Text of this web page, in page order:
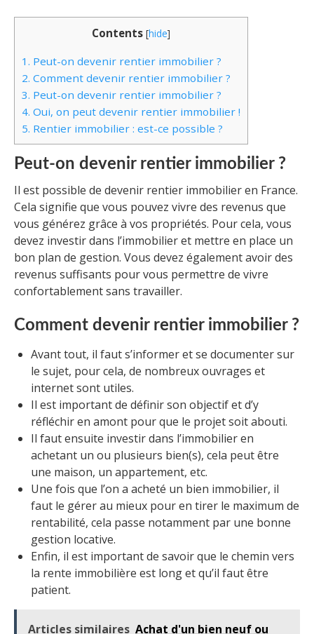
Contents [hide]
1. Peut-on devenir rentier immobilier ?
2. Comment devenir rentier immobilier ?
3. Peut-on devenir rentier immobilier ?
4. Oui, on peut devenir rentier immobilier !
5. Rentier immobilier : est-ce possible ?
Peut-on devenir rentier immobilier ?
Il est possible de devenir rentier immobilier en France.
Cela signifie que vous pouvez vivre des revenus que
vous générez grâce à vos propriétés. Pour cela, vous
devez investir dans l’immobilier et mettre en place un
bon plan de gestion. Vous devez également avoir des
revenus suffisants pour vous permettre de vivre
confortablement sans travailler.
Comment devenir rentier immobilier ?
Avant tout, il faut s’informer et se documenter sur
le sujet, pour cela, de nombreux ouvrages et
internet sont utiles.
Il est important de définir son objectif et d’y
réfléchir en amont pour que le projet soit abouti.
Il faut ensuite investir dans l’immobilier en
achetant un ou plusieurs bien(s), cela peut être
une maison, un appartement, etc.
Une fois que l’on a acheté un bien immobilier, il
faut le gérer au mieux pour en tirer le maximum de
rentabilité, cela passe notamment par une bonne
gestion locative.
Enfin, il est important de savoir que le chemin vers
la rente immobilière est long et qu’il faut être
patient.
Articles similaires Achat d'un bien neuf ou